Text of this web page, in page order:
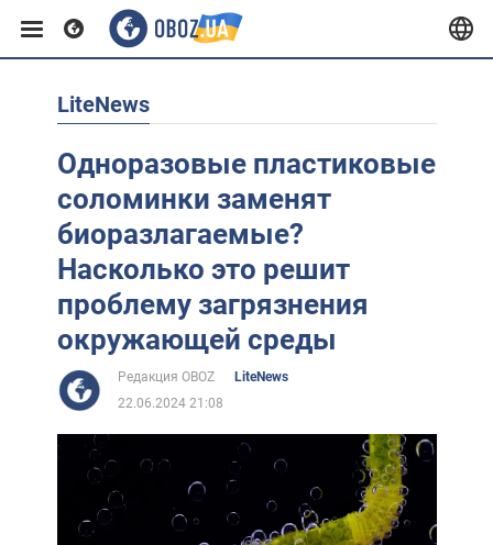
Европа
Азия
Африка
Жизнь
Лайфхаки
LiteNews
Одноразовые пластиковые
соломинки заменят
биоразлагаемые?
Насколько это решит
проблему загрязнения
окружающей среды
Редакция OBOZ
LiteNews
22.06.2024 21:08